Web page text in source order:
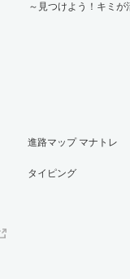
～見つけよう！キミが
進路マップ マナトレ
タイピング